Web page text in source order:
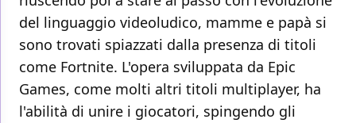
del linguaggio videoludico, mamme e papà si
sono trovati spiazzati dalla presenza di titoli
come Fortnite. L'opera sviluppata da Epic
Games, come molti altri titoli multiplayer, ha
l'abilità di unire i giocatori, spingendo gli